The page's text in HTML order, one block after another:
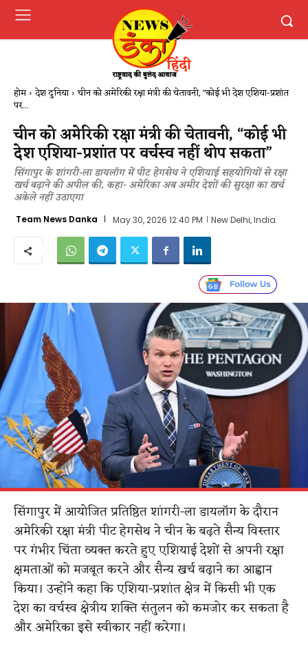
होम देश दुनिया चीन को अमेरिकी रक्षा मंत्री की चेतावनी, "कोई भी देश एशिया-प्रशांत
पर...
चीन को अमेरिकी रक्षा मंत्री की चेतावनी, “कोई भी
देश एशिया-प्रशांत पर वर्चस्व नहीं थोप सकता”
सिंगापुर के शांगरी-ला डायलॉग में पीट हेगसेथ ने एशियाई सहयोगियों से रक्षा
खर्च बढ़ाने की अपील की, कहा- अमेरिका अब अमीर देशों की सुरक्षा का खर्च
अकेले नहीं उठाएगा
Team News Danka May 30, 2026 12:40 PM New Delhi, India.
सिंगापुर में आयोजित प्रतिष्ठित शांगरी-ला डायलॉग के दौरान
अमेरिकी रक्षा मंत्री पीट हेगसेथ ने चीन के बढ़ते सैन्य विस्तार
पर गंभीर चिंता व्यक्त करते हुए एशियाई देशों से अपनी रक्षा
क्षमताओं को मजबूत करने और सैन्य खर्च बढ़ाने का आह्वान
किया। उन्होंने कहा कि एशिया-प्रशांत क्षेत्र में किसी भी एक
देश का वर्चस्व क्षेत्रीय शक्ति संतुलन को कमजोर कर सकता है
और अमेरिका इसे स्वीकार नहीं करेगा।